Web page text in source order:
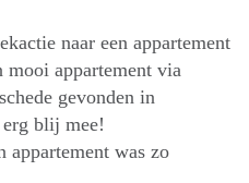
naar een appartement
mooi appartement via
gevonden in
blij mee!
appartement was zo